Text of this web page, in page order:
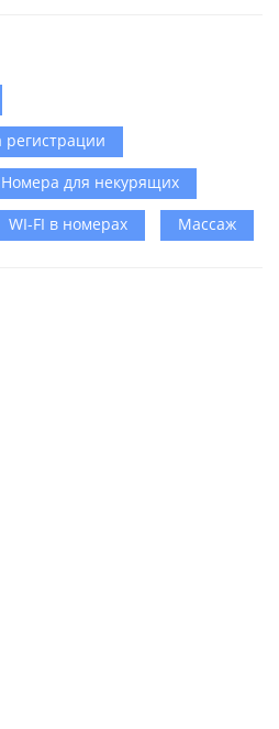
регистрации
Номера для некурящих
WI-FI в номерах Массаж